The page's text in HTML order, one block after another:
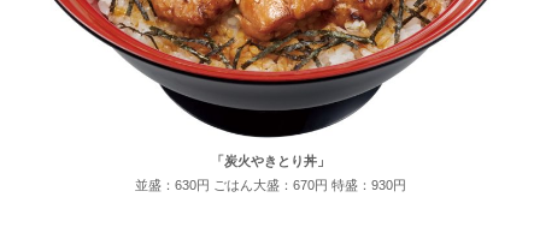
「炭火やきとり丼」
並盛：630円 ごはん大盛：670円 特盛：930円